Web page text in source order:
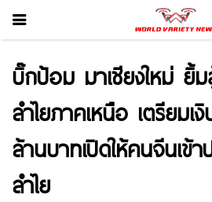
บิ๊กป้อม มาเชียงใหม่ ยิ้
ลำไยภาคเหนือ เตรียม
ล้านบาทเปิดให้คนจีนเข้
ลำไย